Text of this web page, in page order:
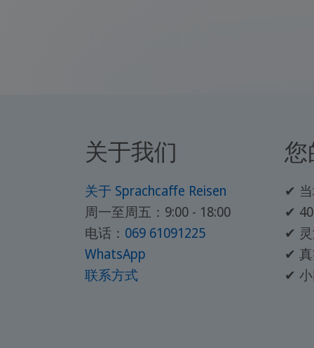
关于我们
关于 Sprachcaffe Reisen
周一至周五：9:00 - 18:00
电话： 069 61091225
WhatsApp
联系方式
✔
✔
✔
✔
✔